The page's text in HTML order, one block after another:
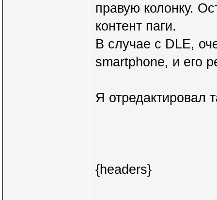
правую колонку.
контент паги.
В случае с DLE,
smartphone, и его
Я отредактировал
{headers}